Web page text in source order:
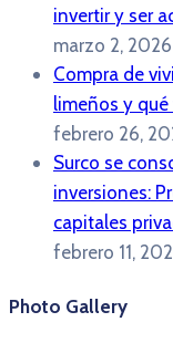
invertir y ser
marzo 2, 2026
Compra de
limeños y qué
febrero 26,
Surco se
inversiones:
capitales
febrero 11,
Photo Gallery